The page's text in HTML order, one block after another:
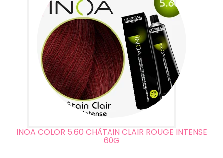
INOA COLOR 5.60 CHÂTAIN CLAIR ROUGE INTENSE
60G